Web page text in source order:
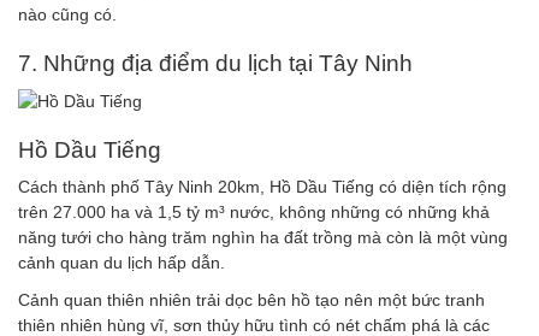
nào cũng có.
7. Những địa điểm du lịch tại Tây Ninh
Hồ Dầu Tiếng
Cách thành phố Tây Ninh 20km, Hồ Dầu Tiếng có diện tích rộng
trên 27.000 ha và 1,5 tỷ m³ nước, không những có những khả
năng tưới cho hàng trăm nghìn ha đất trồng mà còn là một vùng
cảnh quan du lịch hấp dẫn.
Cảnh quan thiên nhiên trải dọc bên hồ tạo nên một bức tranh
thiên nhiên hùng vĩ, sơn thủy hữu tình có nét chấm phá là các